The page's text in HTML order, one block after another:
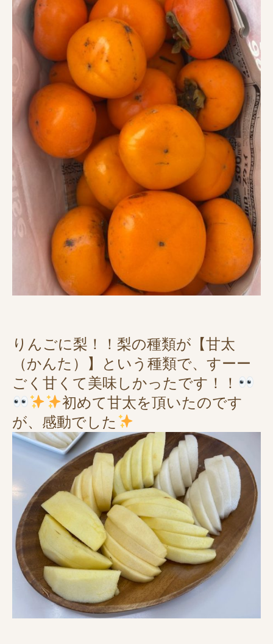
りんごに梨！！梨の種類が【甘太
（かんた）】という種類で、すーー
ごく甘くて美味しかったです！！
初めて甘太を頂いたのです
が、感動でした